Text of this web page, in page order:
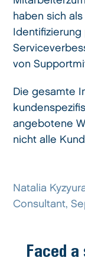
haben sich
von
Die gesamte
angebotene
nicht alle
Natalia
Consultant,
Faced